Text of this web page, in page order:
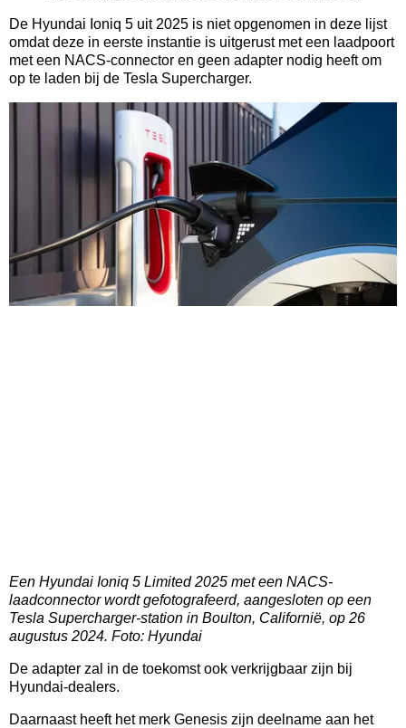
De Hyundai Ioniq 5 uit 2025 is niet opgenomen in deze lijst
omdat deze in eerste instantie is uitgerust met een laadpoort
met een NACS-connector en geen adapter nodig heeft om
op te laden bij de Tesla Supercharger.
Een Hyundai Ioniq 5 Limited 2025 met een NACS-
laadconnector wordt gefotografeerd, aangesloten op een
Tesla Supercharger-station in Boulton, Californië, op 26
augustus 2024. Foto: Hyundai
De adapter zal in de toekomst ook verkrijgbaar zijn bij
Hyundai-dealers.
Daarnaast heeft het merk Genesis zijn deelname aan het